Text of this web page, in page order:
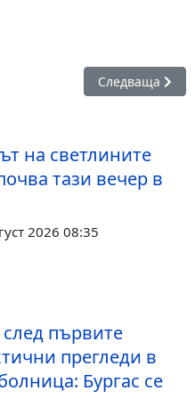
на Международна
Следваща
Следваща
на светлините
тази вечер в
2026 08:35
първите
прегледи в
Бургас се